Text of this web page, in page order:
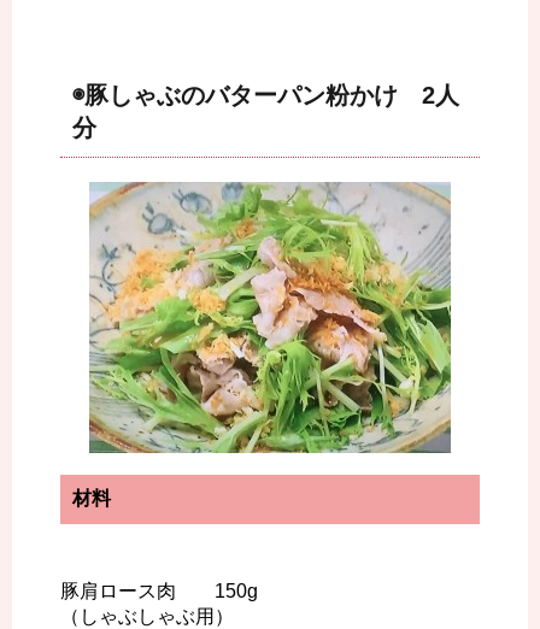
◉豚しゃぶのバターパン粉かけ 2人
分
材料
豚肩ロース肉 150g
（しゃぶしゃぶ用）